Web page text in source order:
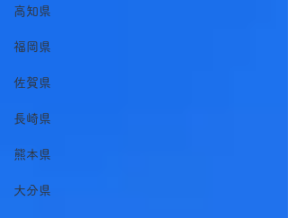
高知県
福岡県
佐賀県
長崎県
熊本県
大分県